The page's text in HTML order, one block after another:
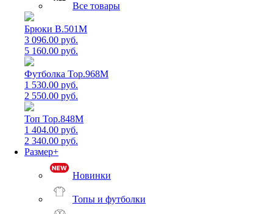
Все товары
Брюки B.501M
3 096.00 руб.
5 160.00 руб.
Футболка Top.968M
1 530.00 руб.
2 550.00 руб.
Топ Top.848M
1 404.00 руб.
2 340.00 руб.
Размер+
Новинки
Топы и футболки